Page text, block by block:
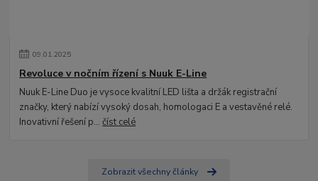
09.01.2025
Revoluce v nočním řízení s Nuuk E-Line
Nuuk E-Line Duo je vysoce kvalitní LED lišta a držák registrační
značky, který nabízí vysoký dosah, homologaci E a vestavěné relé.
Inovativní řešení p...číst celé
Zobrazit všechny články